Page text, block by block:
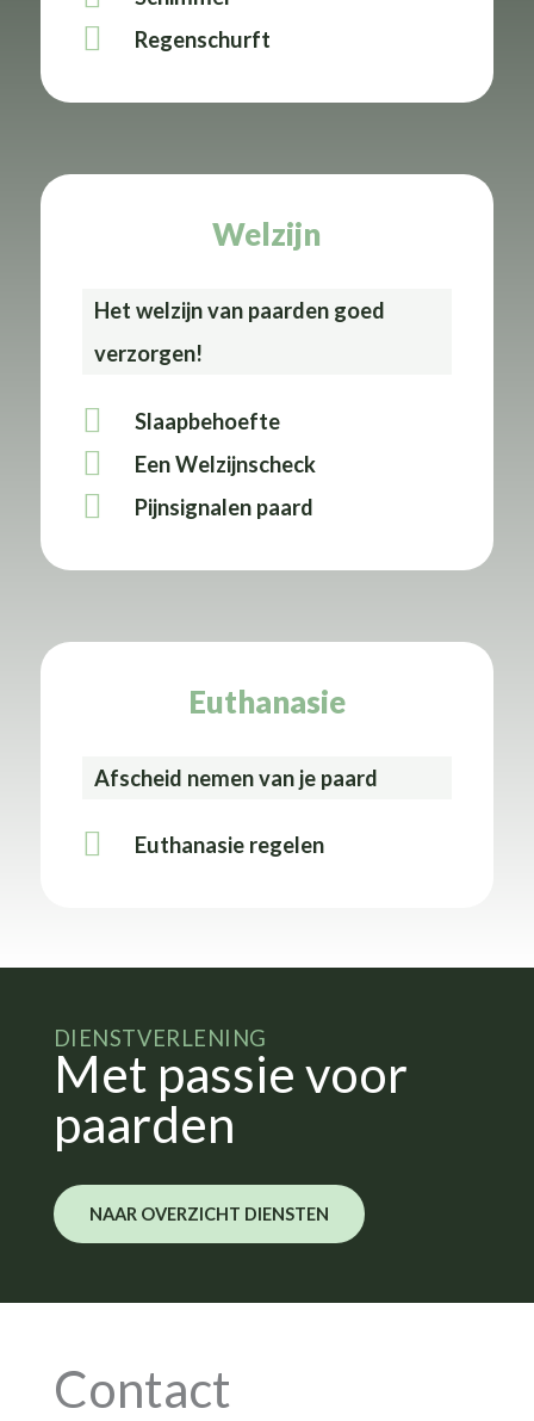
Regenschurft
Welzijn
Het welzijn van paarden goed
verzorgen!
Slaapbehoefte
Een Welzijnscheck
Pijnsignalen paard
Euthanasie
Afscheid nemen van je paard
Euthanasie regelen
DIENSTVERLENING
Met passie voor
paarden
NAAR OVERZICHT DIENSTEN
Contact